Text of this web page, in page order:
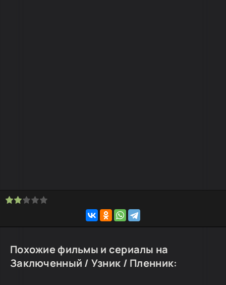
Похожие фильмы и сериалы на
Заключенный / Узник / Пленник: